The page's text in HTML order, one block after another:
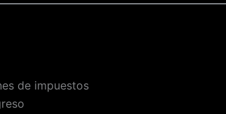
de impuestos